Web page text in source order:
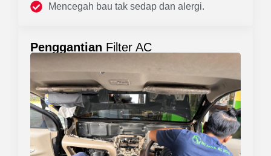
Mencegah bau tak sedap dan alergi.
Penggantian Filter AC